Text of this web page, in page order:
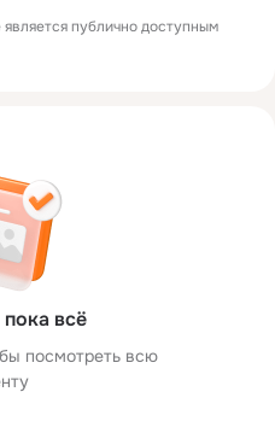
публично доступным
всё
посмотреть всю